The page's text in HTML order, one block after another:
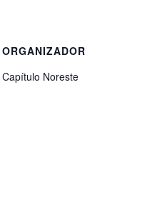
ORGANIZADOR
Capítulo Noreste